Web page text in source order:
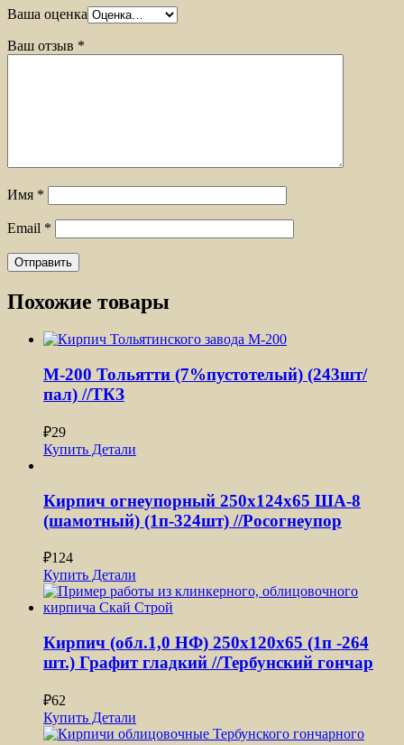
Ваша оценка
Ваш отзыв *
Имя *
Email *
Похожие товары
М-200 Тольятти (7%пустотелый) (243шт/
пал) //ТКЗ
₽29
Купить Детали
Кирпич огнеупорный 250х124х65 ША-8
(шамотный) (1п-324шт) //Росогнеупор
₽124
Купить Детали
Кирпич (обл.1,0 НФ) 250x120x65 (1п -264
шт.) Графит гладкий //Тербунский гончар
₽62
Купить Детали